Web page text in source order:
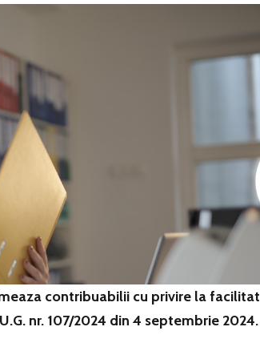
contribuabilii cu privire la
nr. 107/2024 din 4 septembrie 2024.